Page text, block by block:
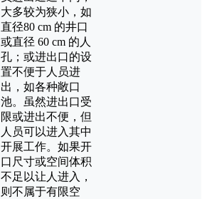
大多较为狭小，如
直径80 cm 的井口
或直径 60 cm 的人
孔；或进出口的设
置不便于人员进
出，如各种敞口
池。虽然进出口受
限或进出不便，但
人员可以进入其中
开展工作。如果开
口尺寸或空间体积
不足以让人进入，
则不属于有限空